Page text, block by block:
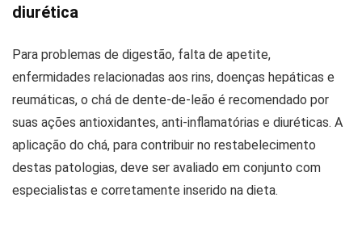
diurética
Para problemas de digestão, falta de apetite,
enfermidades relacionadas aos rins, doenças hepáticas e
reumáticas, o chá de dente-de-leão é recomendado por
suas ações antioxidantes, anti-inflamatórias e diuréticas. A
aplicação do chá, para contribuir no restabelecimento
destas patologias, deve ser avaliado em conjunto com
especialistas e corretamente inserido na dieta.